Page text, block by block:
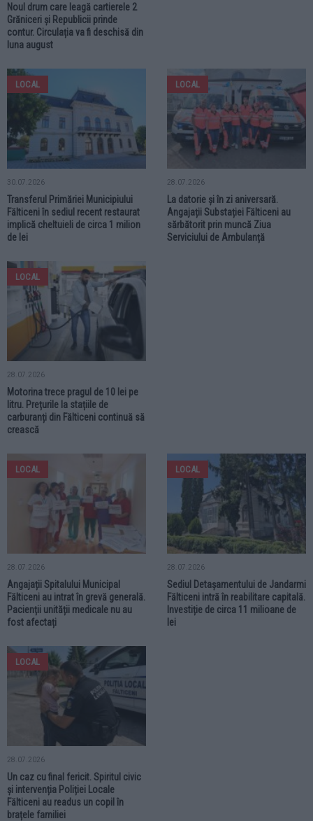
Noul drum care leagă cartierele 2
Grăniceri și Republicii prinde
contur. Circulația va fi deschisă din
luna august
LOCAL
30.07.2026
Transferul Primăriei Municipiului
Fălticeni în sediul recent restaurat
implică cheltuieli de circa 1 milion
de lei
LOCAL
28.07.2026
La datorie și în zi aniversară.
Angajații Substației Fălticeni au
sărbătorit prin muncă Ziua
Serviciului de Ambulanță
LOCAL
28.07.2026
Motorina trece pragul de 10 lei pe
litru. Prețurile la stațiile de
carburanți din Fălticeni continuă să
crească
LOCAL
28.07.2026
Angajații Spitalului Municipal
Fălticeni au intrat în grevă generală.
Pacienții unității medicale nu au
fost afectați
LOCAL
28.07.2026
Sediul Detașamentului de Jandarmi
Fălticeni intră în reabilitare capitală.
Investiție de circa 11 milioane de
lei
LOCAL
28.07.2026
Un caz cu final fericit. Spiritul civic
și intervenția Poliției Locale
Fălticeni au readus un copil în
brațele familiei